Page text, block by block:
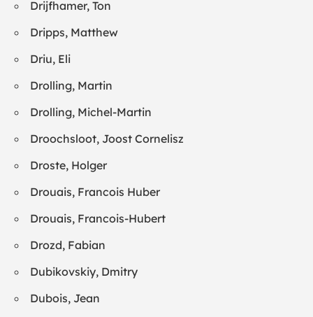
Drijfhamer, Ton
Dripps, Matthew
Driu, Eli
Drolling, Martin
Drolling, Michel-Martin
Droochsloot, Joost Cornelisz
Droste, Holger
Drouais, Francois Huber
Drouais, Francois-Hubert
Drozd, Fabian
Dubikovskiy, Dmitry
Dubois, Jean